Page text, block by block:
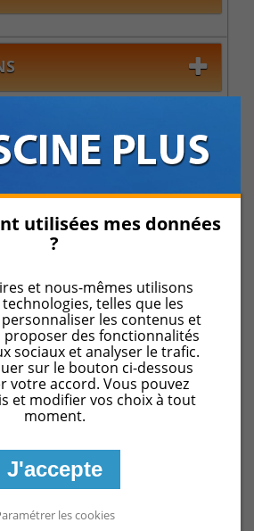
pour piscine
pour
les plus recherchés sont dans
Certikin, Hayward, SNTE et bien
utilisées mes données
?
et nous-mêmes utilisons
telles que les
les contenus et
proposer des fonctionnalités
sociaux et analyser le trafic.
sur le bouton ci-dessous
votre accord. Vous pouvez
et modifier vos choix à tout
moment.
J'accepte
les cookies